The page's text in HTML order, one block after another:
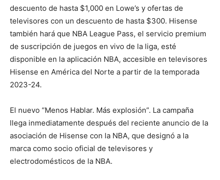
descuento de hasta $1,000 en Lowe’s y ofertas de
televisores con un descuento de hasta $300. Hisense
también hará que NBA League Pass, el servicio premium
de suscripción de juegos en vivo de la liga, esté
disponible en la aplicación NBA, accesible en televisores
Hisense en América del Norte a partir de la temporada
2023-24.
El nuevo “Menos Hablar. Más explosión”. La campaña
llega inmediatamente después del reciente anuncio de la
asociación de Hisense con la NBA, que designó a la
marca como socio oficial de televisores y
electrodomésticos de la NBA.